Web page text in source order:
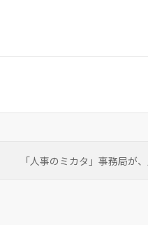
「人事のミカタ」事務局が、